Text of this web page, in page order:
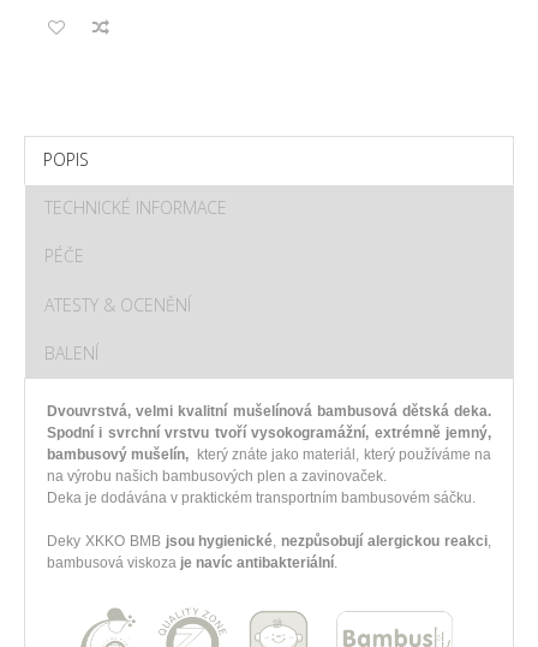
POPIS
TECHNICKÉ INFORMACE
PÉČE
ATESTY & OCENĚNÍ
BALENÍ
Dvouvrstvá, velmi kvalitní mušelínová bambusová dětská deka.
Spodní i svrchní vrstvu tvoří vysokogramážní, extrémně jemný,
bambusový mušelín,
který znáte jako materiál, který používáme na
na výrobu našich bambusových plen a zavinovaček.
Deka je dodávána v praktickém transportním bambusovém sáčku.
Deky XKKO BMB jsou hygienické, nezpůsobují alergickou reakci,
bambusová viskoza je navíc antibakteriální.